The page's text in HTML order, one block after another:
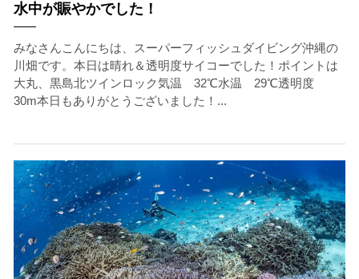
水中が賑やかでした！
みなさんこんにちは、スーパーフィッシュダイビング沖縄の
川畑です。本日は晴れ＆透明度サイコーでした！ポイントは
大丸、黒島北ツインロック気温 32℃水温 29℃透明度
30m本日もありがとうございました！...